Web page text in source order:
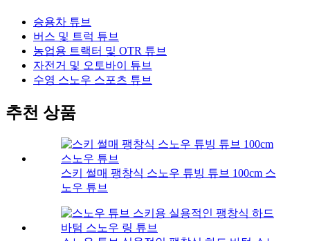
승용차 튜브
버스 및 트럭 튜브
농업용 트랙터 및 OTR 튜브
자전거 및 오토바이 튜브
수영 스노우 스포츠 튜브
추천 상품
스키 썰매 팽창식 스노우 튜빙 튜브 100cm 스
노우 튜브